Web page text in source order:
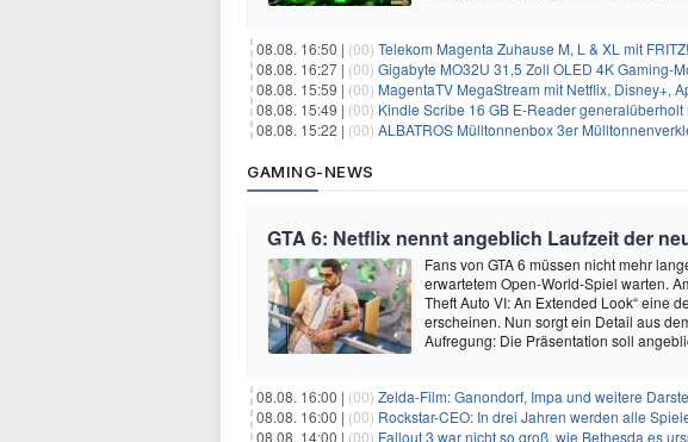
08.08. 16:50 | (00) Telekom Magenta Zuhause M, L & XL mit FRITZ!Box
08.08. 16:27 | (00) Gigabyte MO32U 31,5 Zoll OLED 4K Gaming-
08.08. 15:59 | (00) MagentaTV MegaStream mit Netflix, Disney+, Apple
08.08. 15:49 | (00) Kindle Scribe 16 GB E-Reader
08.08. 15:22 | (00) ALBATROS Mülltonnenbox 3er
GAMING-NEWS
GTA 6: Netflix nennt angeblich Laufzeit der
Fans von GTA 6 müssen nicht mehr
erwartetem Open-World-Spiel warten.
Theft Auto VI: An Extended Look“ eine
erscheinen. Nun sorgt ein Detail aus
Aufregung: Die Präsentation soll
08.08. 16:00 | (00) Zelda-Film: Ganondorf, Impa und weitere
08.08. 16:00 | (00) Rockstar-CEO: In drei Jahren werden alle
08.08. 14:00 | (00) Fallout 3 war nicht so groß, wie Bethesda es